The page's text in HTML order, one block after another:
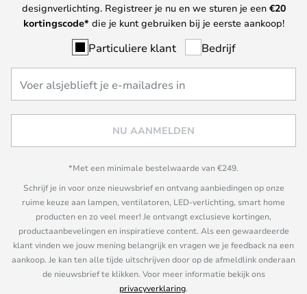
designverlichting. Registreer je nu en we sturen je een €20
kortingscode* die je kunt gebruiken bij je eerste aankoop!
Particuliere klant Bedrijf
NU AANMELDEN
*Met een minimale bestelwaarde van €249.
Schrijf je in voor onze nieuwsbrief en ontvang aanbiedingen op onze
ruime keuze aan lampen, ventilatoren, LED-verlichting, smart home
producten en zo veel meer! Je ontvangt exclusieve kortingen,
productaanbevelingen en inspiratieve content. Als een gewaardeerde
klant vinden we jouw mening belangrijk en vragen we je feedback na een
aankoop. Je kan ten alle tijde uitschrijven door op de afmeldlink onderaan
de nieuwsbrief te klikken. Voor meer informatie bekijk ons
privacyverklaring.